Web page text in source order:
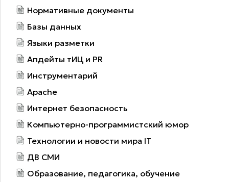
Нормативные документы
Базы данных
Языки разметки
Апдейты тИЦ и PR
Инструментарий
Apache
Интернет безопасность
Компьютерно-программистский юмор
Технологии и новости мира IT
ДВ СМИ
Образование, педагогика, обучение